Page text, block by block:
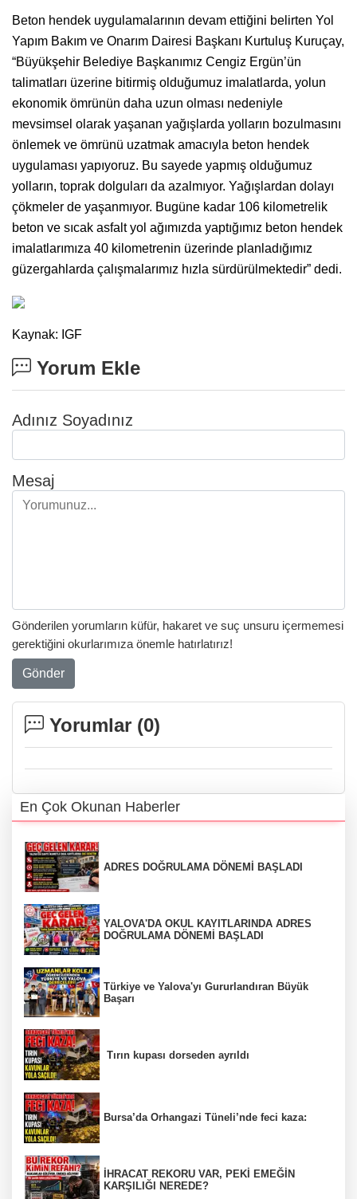
Beton hendek uygulamalarının devam ettiğini belirten Yol
Yapım Bakım ve Onarım Dairesi Başkanı Kurtuluş Kuruçay,
“Büyükşehir Belediye Başkanımız Cengiz Ergün’ün
talimatları üzerine bitirmiş olduğumuz imalatlarda, yolun
ekonomik ömrünün daha uzun olması nedeniyle
mevsimsel olarak yaşanan yağışlarda yolların bozulmasını
önlemek ve ömrünü uzatmak amacıyla beton hendek
uygulaması yapıyoruz. Bu sayede yapmış olduğumuz
yolların, toprak dolguları da azalmıyor. Yağışlardan dolayı
çökmeler de yaşanmıyor. Bugüne kadar 106 kilometrelik
beton ve sıcak asfalt yol ağımızda yaptığımız beton hendek
imalatlarımıza 40 kilometrenin üzerinde planladığımız
güzergahlarda çalışmalarımız hızla sürdürülmektedir” dedi.
Kaynak: IGF
Yorum Ekle
Adınız Soyadınız
Mesaj
Gönderilen yorumların küfür, hakaret ve suç unsuru içermemesi
gerektiğini okurlarımıza önemle hatırlatırız!
Gönder
Yorumlar (0)
En Çok Okunan Haberler
ADRES DOĞRULAMA DÖNEMİ BAŞLADI
YALOVA'DA OKUL KAYITLARINDA ADRES
DOĞRULAMA DÖNEMİ BAŞLADI
Türkiye ve Yalova'yı Gururlandıran Büyük
Başarı
Tırın kupası dorseden ayrıldı
Bursa’da Orhangazi Tüneli’nde feci kaza:
İHRACAT REKORU VAR, PEKİ EMEĞİN
KARŞILIĞI NEREDE?